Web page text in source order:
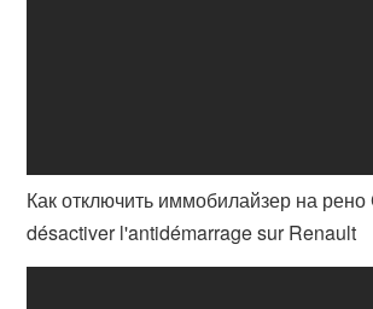
Как отключить иммобилайзер на рено
désactiver l'antidémarrage sur Renault